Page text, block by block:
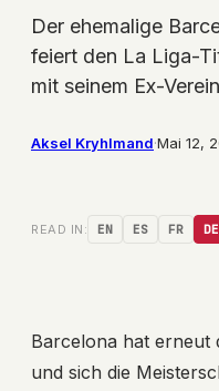
Der ehemalige
feiert den La Liga-
mit seinem Ex-
Aksel Kryhlmand·Mai 12,
READ IN: EN ES FR DE
Barcelona hat erneut
und sich die